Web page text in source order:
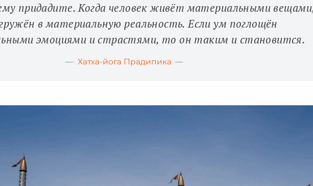
придадите. Когда человек живёт материальными
в материальную реальность. Если ум поглощён
эмоциями и страстями, то он таким и становится.
Хатха-йога Прадипика